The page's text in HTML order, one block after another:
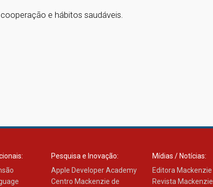
e hábitos saudáveis.
Pesquisa e Inovação:
Apple Developer Academy
Centro Mackenzie de
Mídias / Notícias:
Editora Mackenzie
Revista Mackenzie